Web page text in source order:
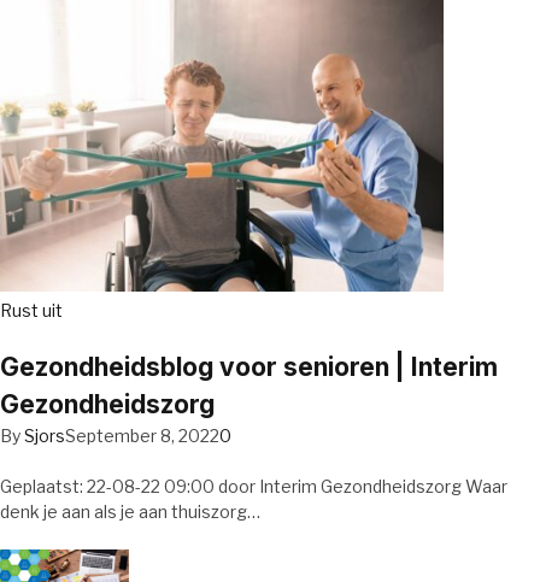
Rust uit
Gezondheidsblog voor senioren | Interim
Gezondheidszorg
BySjorsSeptember 8, 20220
Geplaatst: 22-08-22 09:00 door Interim Gezondheidszorg Waar
denk je aan als je aan thuiszorg…